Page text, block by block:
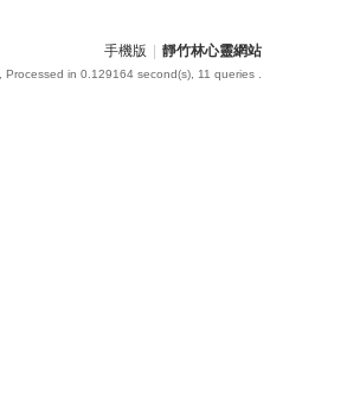
手機版 靜竹林心靈網站
, Processed in 0.129164 second(s), 11 queries .